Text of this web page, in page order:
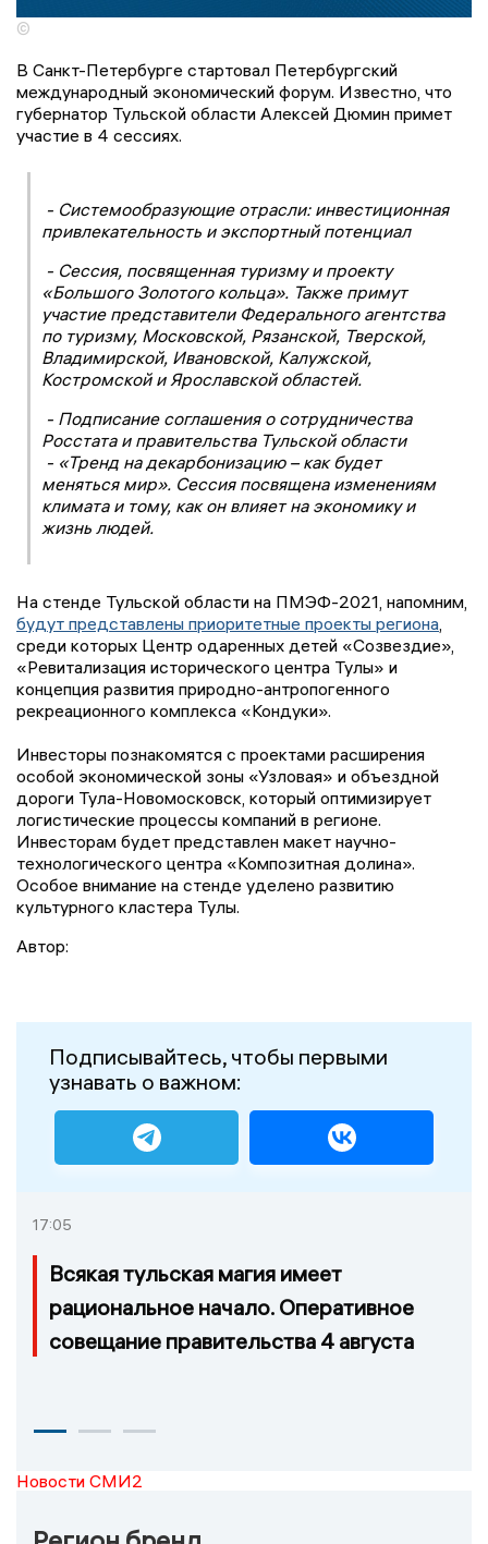
©
В Санкт-Петербурге стартовал Петербургский
международный экономический форум. Известно, что
губернатор Тульской области Алексей Дюмин примет
участие в 4 сессиях.
- Системообразующие отрасли: инвестиционная
привлекательность и экспортный потенциал
- Сессия, посвященная туризму и проекту
«Большого Золотого кольца». Также примут
участие представители Федерального агентства
по туризму, Московской, Рязанской, Тверской,
Владимирской, Ивановской, Калужской,
Костромской и Ярославской областей.
- Подписание соглашения о сотрудничества
Росстата и правительства Тульской области
- «Тренд на декарбонизацию – как будет
меняться мир». Сессия посвящена изменениям
климата и тому, как он влияет на экономику и
жизнь людей.
На стенде Тульской области на ПМЭФ-2021, напомним,
будут представлены приоритетные проекты региона,
среди которых Центр одаренных детей «Созвездие»,
«Ревитализация исторического центра Тулы» и
концепция развития природно-антропогенного
рекреационного комплекса «Кондуки».
Инвесторы познакомятся с проектами расширения
особой экономической зоны «Узловая» и объездной
дороги Тула-Новомосковск, который оптимизирует
логистические процессы компаний в регионе.
Инвесторам будет представлен макет научно-
технологического центра «Композитная долина».
Особое внимание на стенде уделено развитию
культурного кластера Тулы.
Автор:
Подписывайтесь, чтобы первыми
узнавать о важном:
17:05
Всякая тульская магия имеет
рациональное начало. Оперативное
совещание правительства 4 августа
Новости СМИ2